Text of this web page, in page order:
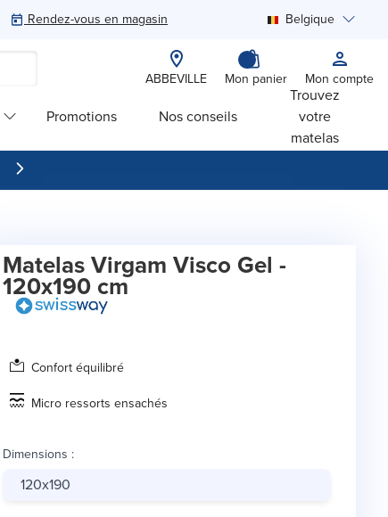
Rendez-vous en magasin Belgique
ABBEVILLE Mon panier Mon compte
Promotions Nos conseils
Trouvez
votre
matelas
Matelas Virgam Visco Gel -
120x190 cm
Confort équilibré
Micro ressorts ensachés
Dimensions :
120x190